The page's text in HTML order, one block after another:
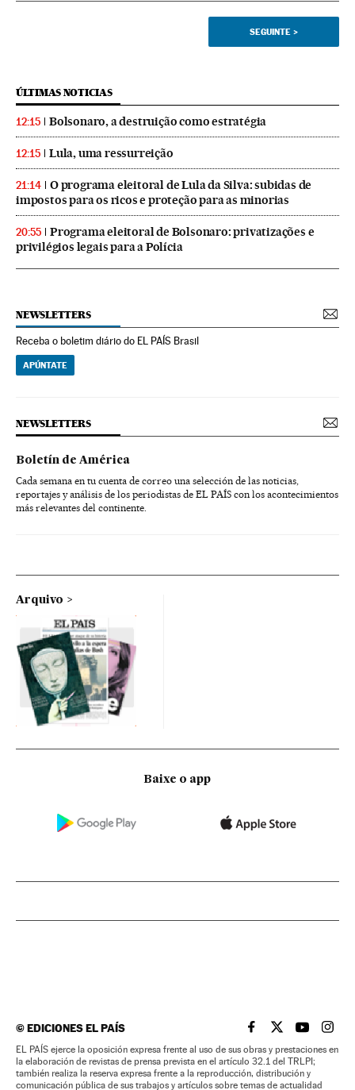
SEGUINTE >
ÚLTIMAS NOTICIAS
12:15 Bolsonaro, a destruição como estratégia
12:15 Lula, uma ressurreição
21:14
O programa eleitoral de Lula da Silva: subidas de
impostos para os ricos e proteção para as minorias
20:55
Programa eleitoral de Bolsonaro: privatizações e
privilégios legais para a Polícia
NEWSLETTERS
Receba o boletim diário do EL PAÍS Brasil
APÚNTATE
NEWSLETTERS
Boletín de América
Cada semana en tu cuenta de correo una selección de las noticias,
reportajes y análisis de los periodistas de EL PAÍS con los acontecimientos
más relevantes del continente.
Arquivo
Baixe o app
©EDICIONES EL PAÍS EL PAÍS BRASIL EN
EL PAÍSEL PAÍS
EL
EL PAÍS ejerce la oposición expresa frente al uso de sus obras y prestaciones en
la elaboración de revistas de prensa prevista en el artículo 32.1 del TRLPI;
también realiza la reserva expresa frente a la reproducción, distribución y
comunicación pública de sus trabajos y artículos sobre temas de actualidad